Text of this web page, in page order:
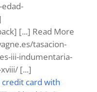
[...] Read More
tasacion-
iii-indumentaria-
[...]
card with